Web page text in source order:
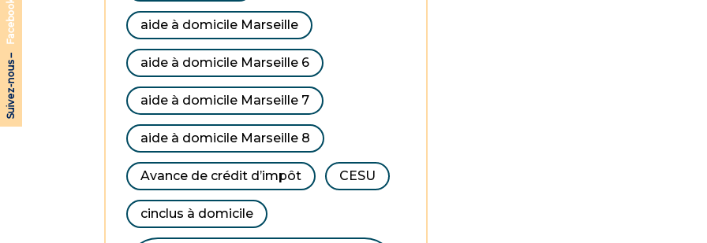
aide à domicile Marseille
aide à domicile Marseille 6
aide à domicile Marseille 7
aide à domicile Marseille 8
Avance de crédit d’impôt CESU
cinclus à domicile
Suivez-nous –
Facebook